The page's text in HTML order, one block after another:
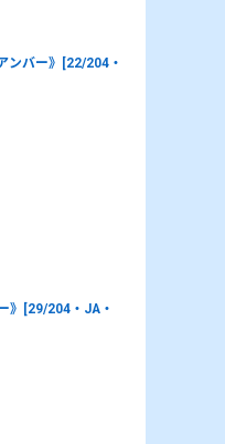
ンバー》[22/204・
》[29/204・JA・